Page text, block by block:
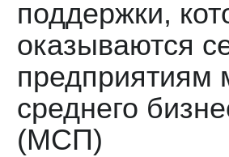
поддержки,
оказываются
предприятиям
среднего
(МСП)